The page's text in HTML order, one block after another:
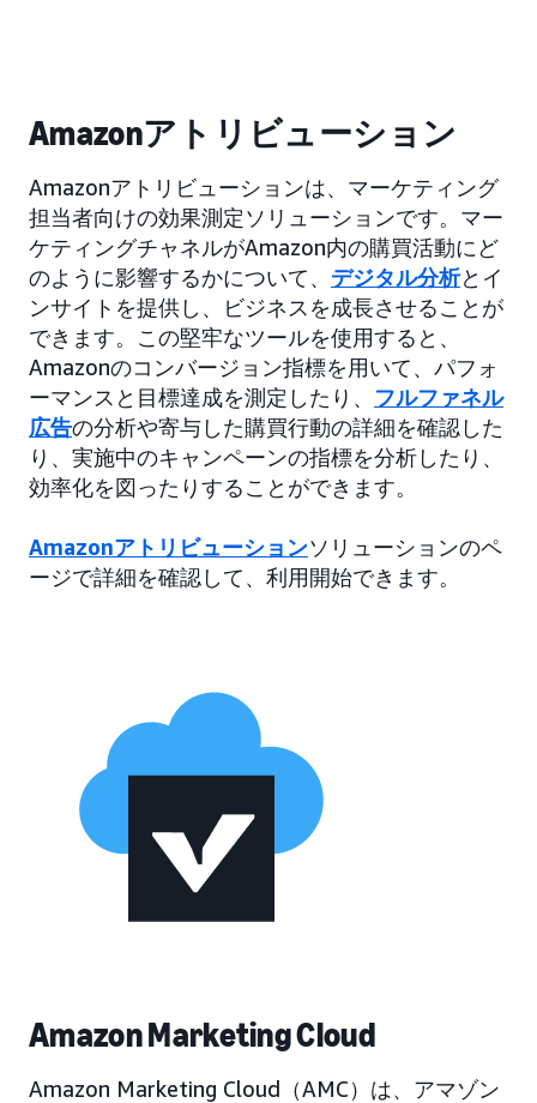
Amazonアトリビューション
Amazonアトリビューションは、マーケティング
担当者向けの効果測定ソリューションです。マー
ケティングチャネルがAmazon内の購買活動にど
のように影響するかについて、 デジタル分析とイ
ンサイトを提供し、ビジネスを成長させることが
できます。この堅牢なツールを使用すると、
Amazonのコンバージョン指標を用いて、パフォ
ーマンスと目標達成を測定したり、 フルファネル
広告の分析や寄与した購買行動の詳細を確認した
り、実施中のキャンペーンの指標を分析したり、
効率化を図ったりすることができます。
Amazonアトリビューションソリューションのペ
ージで詳細を確認して、利用開始できます。
Amazon Marketing Cloud
Amazon Marketing Cloud（AMC）は、アマゾン